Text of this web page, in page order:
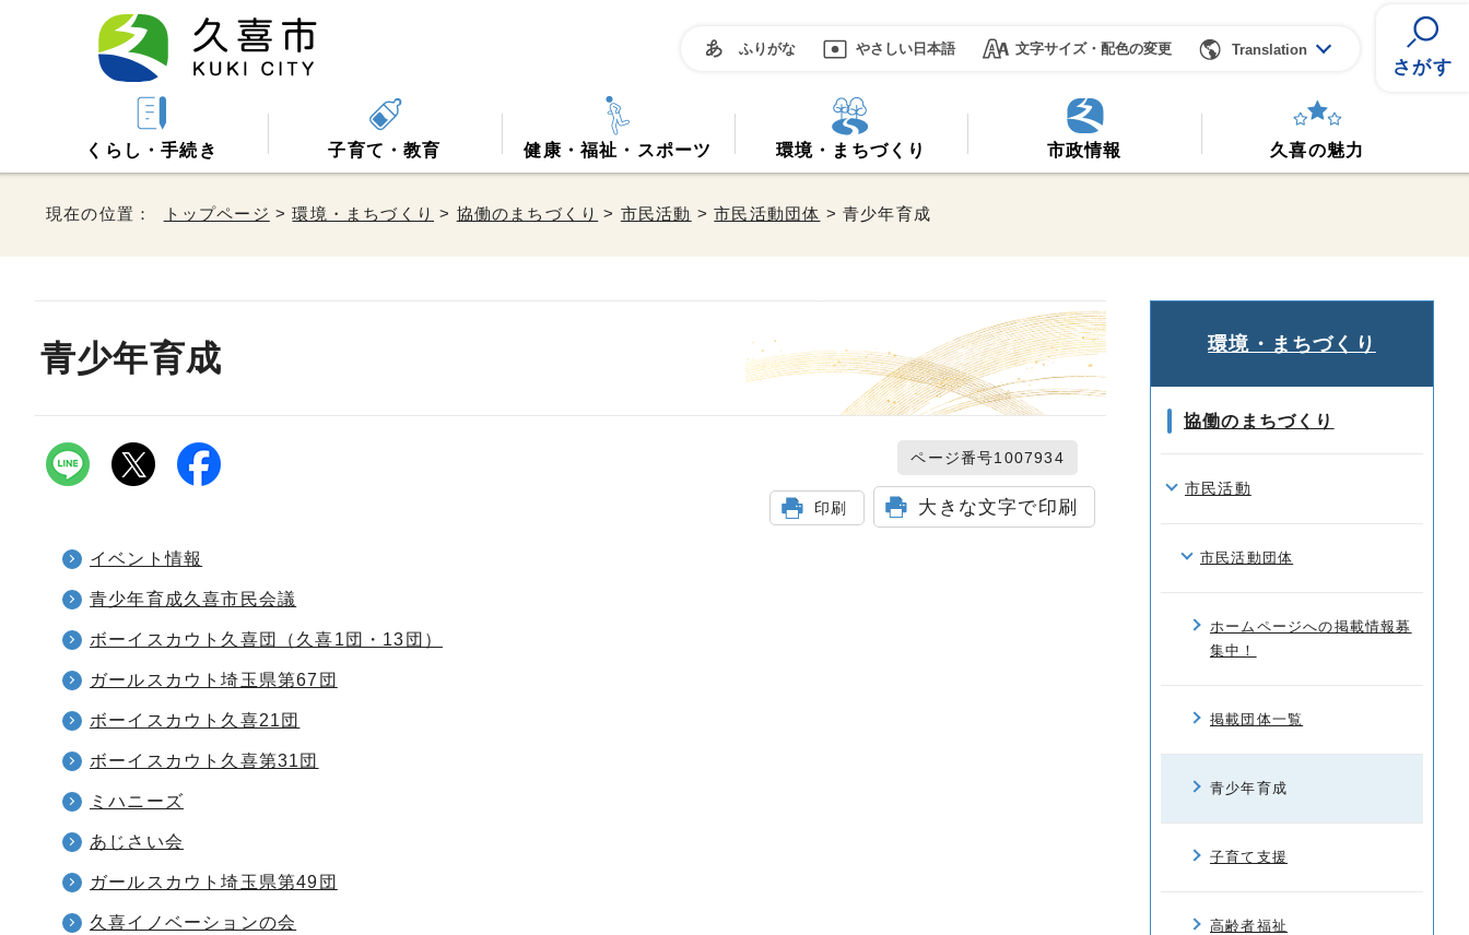
ふりがな やさしい日本語 文字サイズ・配色の変更 Translation
さがす
くらし・手続き 子育て・教育 健康・福祉・スポーツ 環境・まちづくり 市政情報 久喜の魅力
現在の位置： トップページ >環境・まちづくり > 協働のまちづくり > 市民活動 >市民活動団体 > 青少年育成
青少年育成
ページ番号1007934
印刷 大きな文字で印刷
イベント情報
青少年育成久喜市民会議
ボーイスカウト久喜団（久喜1団・13団）
ガールスカウト埼玉県第67団
ボーイスカウト久喜21団
ボーイスカウト久喜第31団
ミハニーズ
あじさい会
ガールスカウト埼玉県第49団
久喜イノベーションの会
環境・まちづくり
協働のまちづくり
市民活動
市民活動団体
ホームページへの掲載情報募
集中！
掲載団体一覧
青少年育成
子育て支援
高齢者福祉